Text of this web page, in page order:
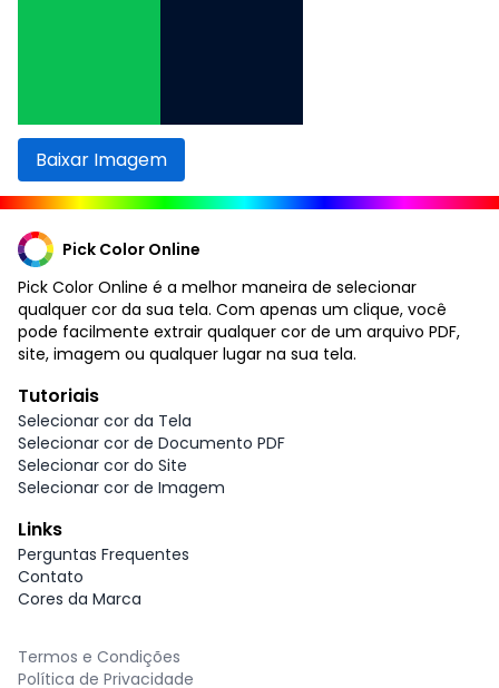
Baixar Imagem
Pick Color Online
Pick Color Online é a melhor maneira de selecionar
qualquer cor da sua tela. Com apenas um clique, você
pode facilmente extrair qualquer cor de um arquivo PDF,
site, imagem ou qualquer lugar na sua tela.
Tutoriais
Selecionar cor da Tela
Selecionar cor de Documento PDF
Selecionar cor do Site
Selecionar cor de Imagem
Links
Perguntas Frequentes
Contato
Cores da Marca
Termos e Condições
Política de Privacidade